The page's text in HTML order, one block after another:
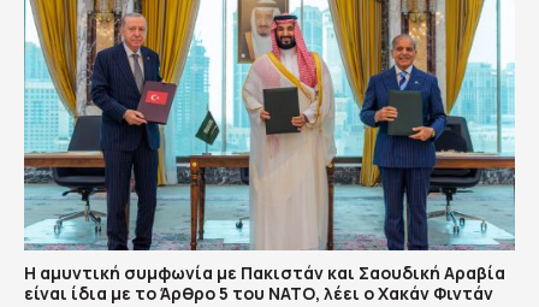
Η αμυντική συμφωνία με Πακιστάν και Σαουδική Αραβία
είναι ίδια με το Άρθρο 5 του ΝΑΤΟ, λέει ο Χακάν Φιντάν